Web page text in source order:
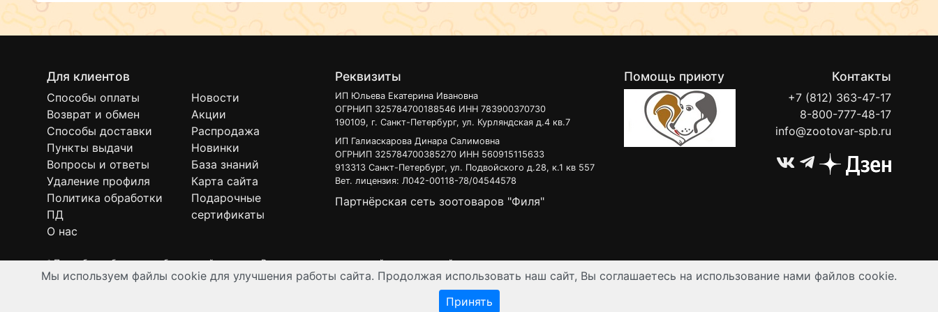
содержит отдушек, красителей, парабенов, силикона и
распространенных аллергенов.
Для клиентов
Способы оплаты
Возврат и обмен
Способы доставки
Пункты выдачи
Вопросы и ответы
Удаление профиля
Политика обработки
ПД
О нас
Новости
Акции
Распродажа
Новинки
База знаний
Карта сайта
Подарочные
сертификаты
Реквизиты
ИП Юльева Екатерина Ивановна
ОГРНИП 325784700188546 ИНН 783900370730
190109, г. Санкт-Петербург, ул. Курляндская д.4 кв.7
ИП Галиаскарова Динара Салимовна
ОГРНИП 325784700385270 ИНН 560915115633
913313 Санкт-Петербург, ул. Подвойского д.28, к.1 кв 557
Вет. лицензия: Л042-00118-78/04544578
Партнёрская сеть зоотоваров "Филя"
Помощь приюту Контакты
+7 (812) 363-47-17
8-800-777-48-17
info@zootovar-spb.ru
* Подробнее об условиях бесплатной доставки Вы можете узнать на нашейинтерактивной карте.
Интернет-зоомагазин "Филя". Контент на сайте предназначен для лиц старше 16 лет. Все данные представленные на сайте регулируются публичной офертой.
Мы используем файлы cookie для улучшения работы сайта. Продолжая использовать наш сайт, Вы соглашаетесь на использование нами файлов cookie.
Принять